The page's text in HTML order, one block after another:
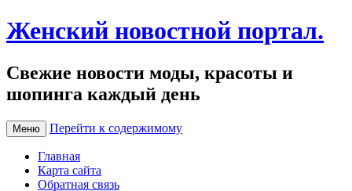
Женский новостной портал.
Свежие новости моды, красоты и
шопинга каждый день
Меню Перейти к содержимому
Главная
Карта сайта
Обратная связь